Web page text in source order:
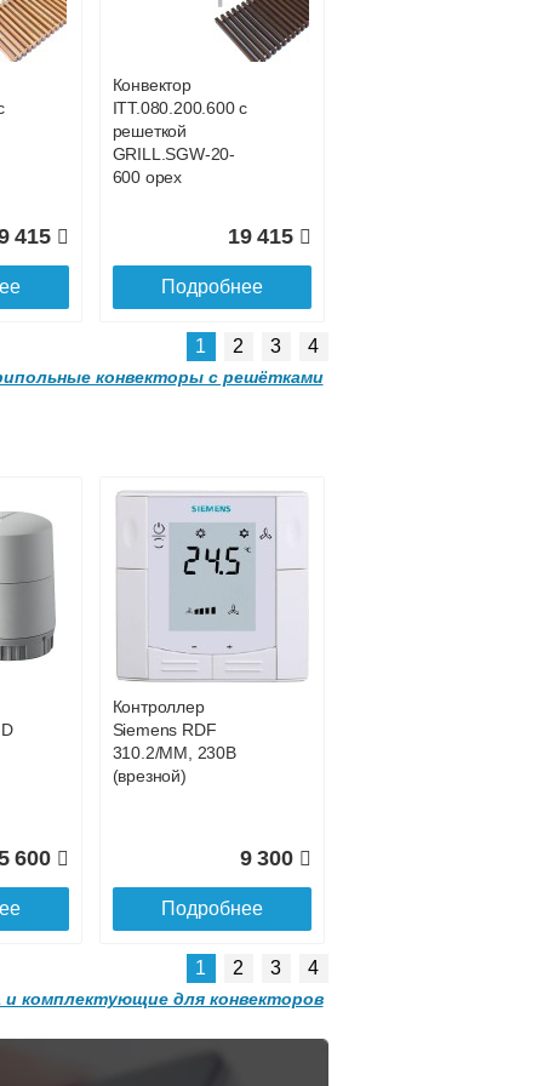
052
GRILL.SGWL-16-
32 963
Подробнее
681
с решеткой
GRILL.SGWL-16-
2000 венге.
42 755
Подробнее
415
Конвектор
ITT.080.200.600 с
решеткой
GRILL.SGW-20-
600 орех
19 415
Подробнее
с
501
Конвектор
решеткой
GRILL.SGW-20-
1200 орех
Подробнее
Конвектор
1 2 3 4
конвекторы с решётками
600
Контроллер
Siemens RDF
310.2/MM, 230В
(врезной)
9 300
Подробнее
1 2 3 4
комплектующие для конвекторов